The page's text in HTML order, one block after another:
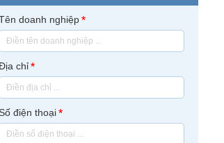
doanh nghiệp*
chỉ*
điện thoại*